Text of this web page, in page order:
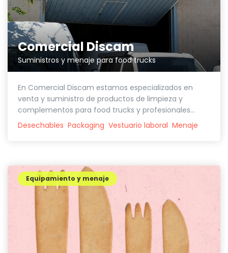
Comercial Discam
Suministros y menaje para food trucks
En Comercial Discam estamos especializados en
venta y suministro de productos de limpieza y
complementos para food trucks y profesionales...
Desechables Packaging Vestuario laboral Menaje
Equipamiento y menaje